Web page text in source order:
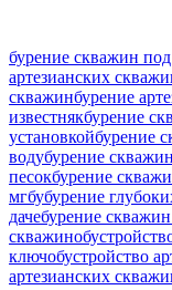
бурение скважин
артезианских
скважинбурение
известнякбурение
установкойбурение
водубурение
песокбурение
мгбубурение
дачебурение
скважин
ключобустройство
артезианских